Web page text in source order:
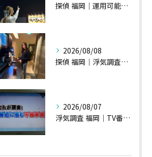
探偵 福岡｜運用可能な報告書②
2026/08/08
探偵 福岡｜浮気調査、諸状況、そして雑談へ
2026/08/07
浮気調査 福岡｜TV番組15分間の特集の時のお話①